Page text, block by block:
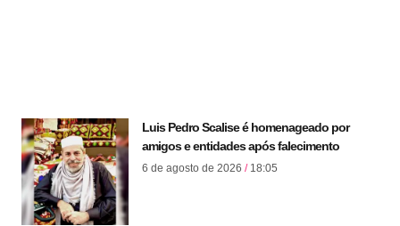
Luis Pedro Scalise é homenageado por
amigos e entidades após falecimento
6 de agosto de 2026 18:05